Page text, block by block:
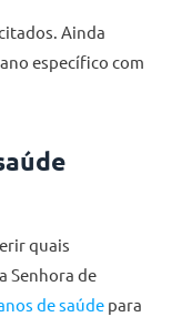
Ainda
específico com
quais
Senhora de
de saúde para